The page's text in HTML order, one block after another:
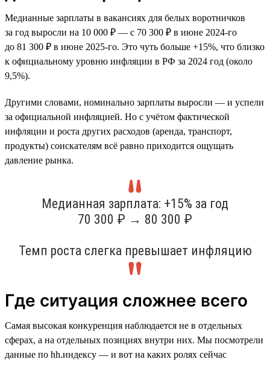
Медианные зарплаты в вакансиях для белых воротничков
за год выросли на 10 000 ₽ — с 70 300 ₽ в июне 2024-го
до 81 300 ₽ в июне 2025-го. Это чуть больше +15%, что близко
к официальному уровню инфляции в РФ за 2024 год (около
9,5%).
Другими словами, номинально зарплаты выросли — и успели
за официальной инфляцией. Но с учётом фактической
инфляции и роста других расходов (аренда, транспорт,
продукты) соискателям всё равно приходится ощущать
давление рынка.
Медианная зарплата: +15% за год
70 300 ₽ → 80 300 ₽
Темп роста слегка превышает инфляцию
Где ситуация сложнее всего
Самая высокая конкуренция наблюдается не в отдельных
сферах, а на отдельных позициях внутри них. Мы посмотрели
данные по hh.индексу — и вот на каких ролях сейчас